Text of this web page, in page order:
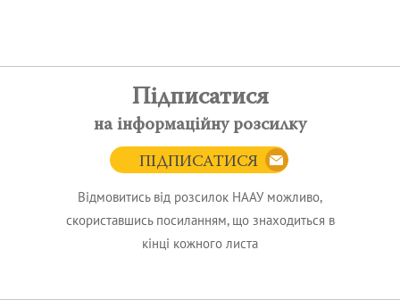
Підписатися
на інформаційну розсилку
ПІДПИСАТИСЯ
Відмовитись від розсилок НААУ можливо,
скориставшись посиланням, що знаходиться в
кінці кожного листа